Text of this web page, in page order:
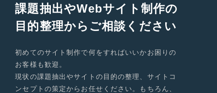
課題抽出やWebサイト制作の
目的整理からご相談ください
初めてのサイト制作で何をすればいいかお困りの
お客様も歓迎。
現状の課題抽出やサイトの目的の整理、サイトコ
ンセプトの策定からお任せください。もちろん、